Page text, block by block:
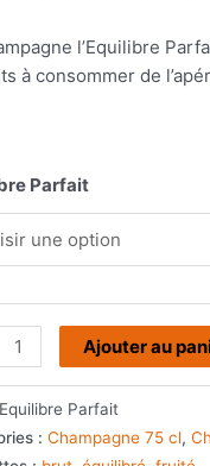
l’Equilibre
à consommer de
Parfait
Ajouter au
Equilibre Parfait
: Champagne 75 cl,